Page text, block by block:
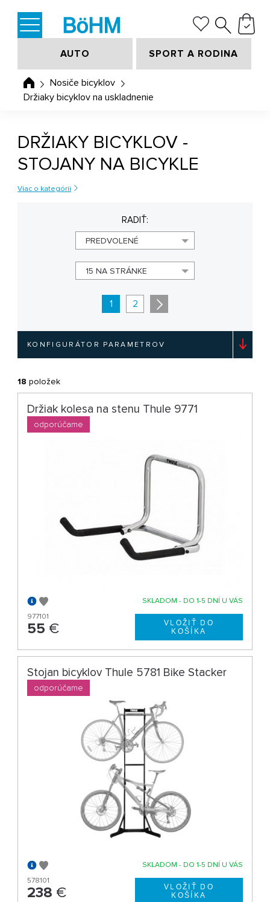
AUTO SPORT A RODINA
Nosiče bicyklov
Držiaky bicyklov na uskladnenie
DRŽIAKY BICYKLOV -
STOJANY NA BICYKLE
Viac o kategórii
KONFIGURÁTOR PARAMETROV
RADIŤ:
PREDVOLENÉ
15 NA STRÁNKE
1 2
18 položek
Držiak kolesa na stenu Thule 9771
odporúčame
SKLADOM - DO 1-5 DNÍ U VÁS
977101
55 €
Stojan bicyklov Thule 5781 Bike Stacker
odporúčame
SKLADOM - DO 1-5 DNÍ U VÁS
578101
238 €